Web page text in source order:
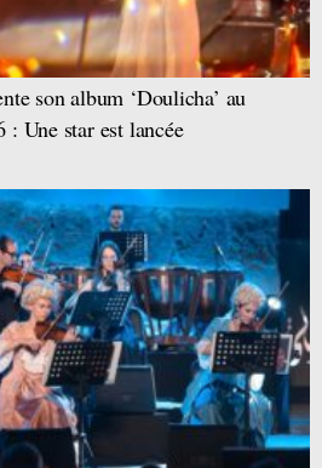
son album ‘Doulicha’ au
Une star est lancée